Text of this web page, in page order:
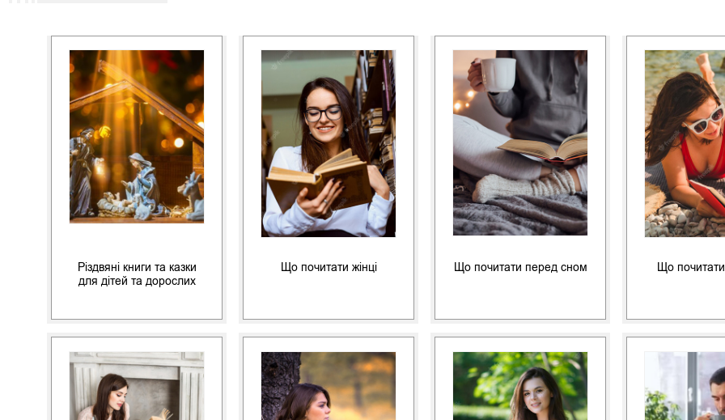
Різдвяні книги та казки
для дітей та дорослих
Що почитати жінці Що почитати перед сном Що